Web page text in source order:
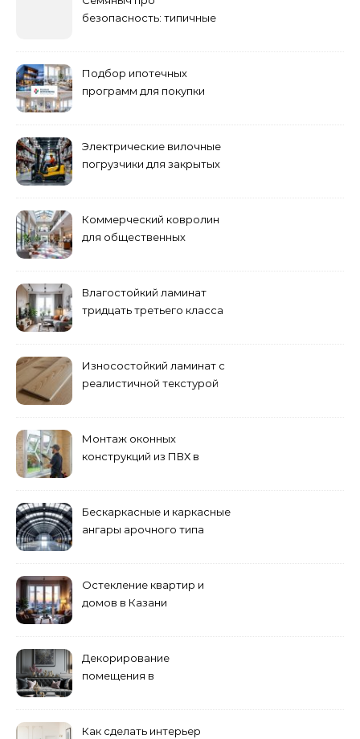
безопасность: типичные
Подбор ипотечных
программ для покупки
Электрические вилочные
погрузчики для закрытых
Коммерческий ковролин
для общественных
Влагостойкий ламинат
тридцать третьего класса
Износостойкий ламинат с
реалистичной текстурой
Монтаж оконных
конструкций из ПВХ в
Бескаркасные и каркасные
ангары арочного типа
Остекление квартир и
домов в Казани
Декорирование
помещения в
направлений для создания
Как сделать интерьер